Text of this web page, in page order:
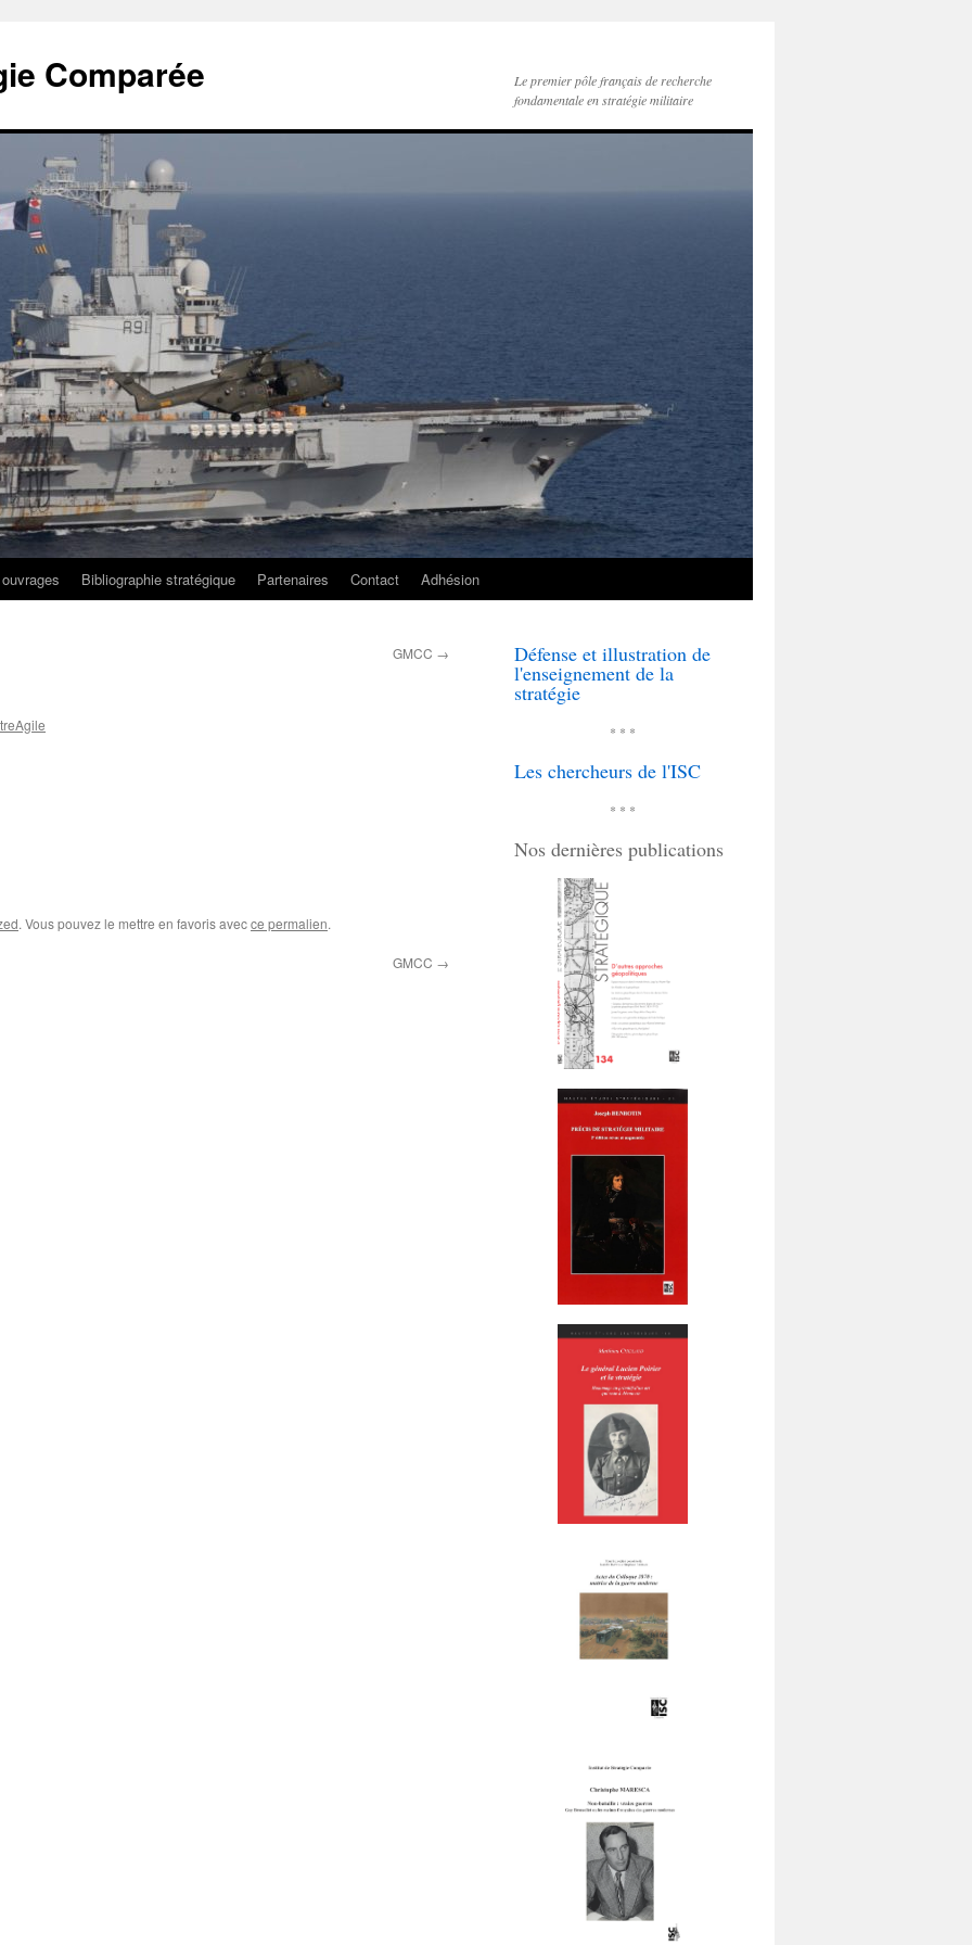
Comparée
Le premier pôle français de recherche
fondamentale en stratégie militaire
Bibliographie stratégique Partenaires Contact Adhésion
GMCC →
. Vous pouvez le mettre en favoris avecce permalien.
GMCC →
Défense et illustration de
l'enseignement de la
stratégie
* * *
Les chercheurs de l'ISC
* * *
Nos dernières publications